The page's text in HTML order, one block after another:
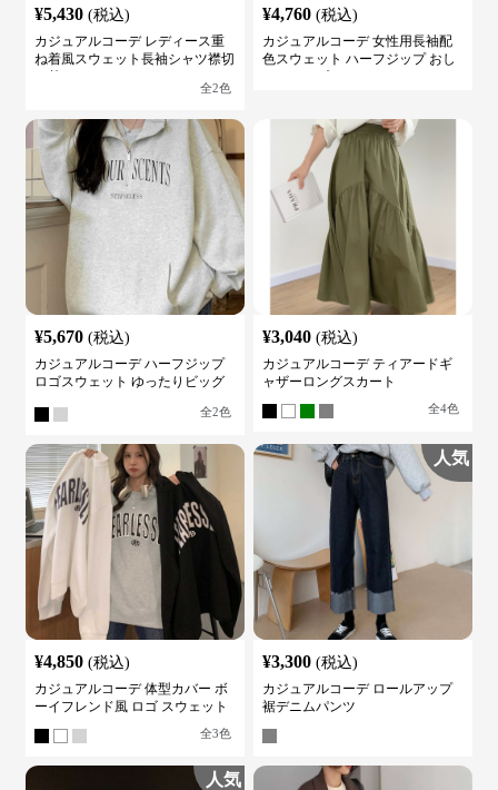
¥5,430 (税込)
カジュアルコーデ レディース重
ね着風スウェット長袖シャツ襟切
全2色
¥4,760 (税込)
カジュアルコーデ 女性用長袖配
色スウェット ハーフジップ おし
¥5,670 (税込)
カジュアルコーデ ハーフジップ
ロゴスウェット ゆったりビッグ
全2色
¥3,040 (税込)
カジュアルコーデ ティアードギ
ャザーロングスカート
全4色
¥4,850 (税込)
カジュアルコーデ 体型カバー ボ
ーイフレンド風 ロゴ スウェット
全3色
人気
¥3,300 (税込)
カジュアルコーデ ロールアップ
裾デニムパンツ
人気